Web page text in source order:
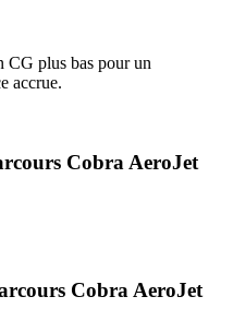
CG plus bas pour un
accrue.
Cobra AeroJet
Cobra AeroJet